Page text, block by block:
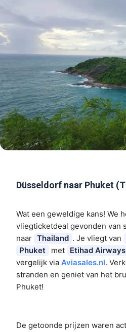
Düsseldorf naar Phuket
Wat een geweldige kans! We
vliegticketdeal gevonden van
naar Thailand . Je vliegt van
Phuket
met Etihad Airways
vergelijk via Aviasales.nl.
stranden en geniet van het
Phuket!
De getoonde prijzen waren